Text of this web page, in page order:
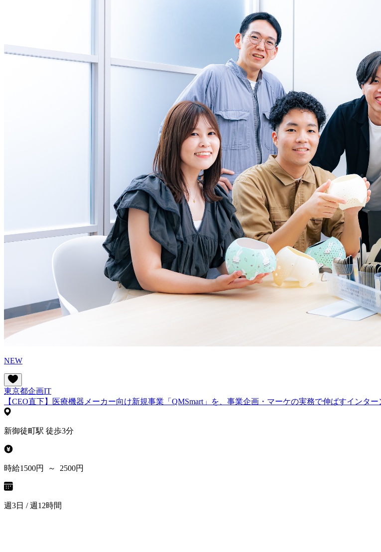
NEW
東京都企画IT
【CEO直下】医療機器メーカー向け新規事業「QMSmart」を、事業企画・マーケの実務で伸ばすインター
新御徒町駅 徒歩3分
時給1500円 ～ 2500円
週3日 / 週12時間